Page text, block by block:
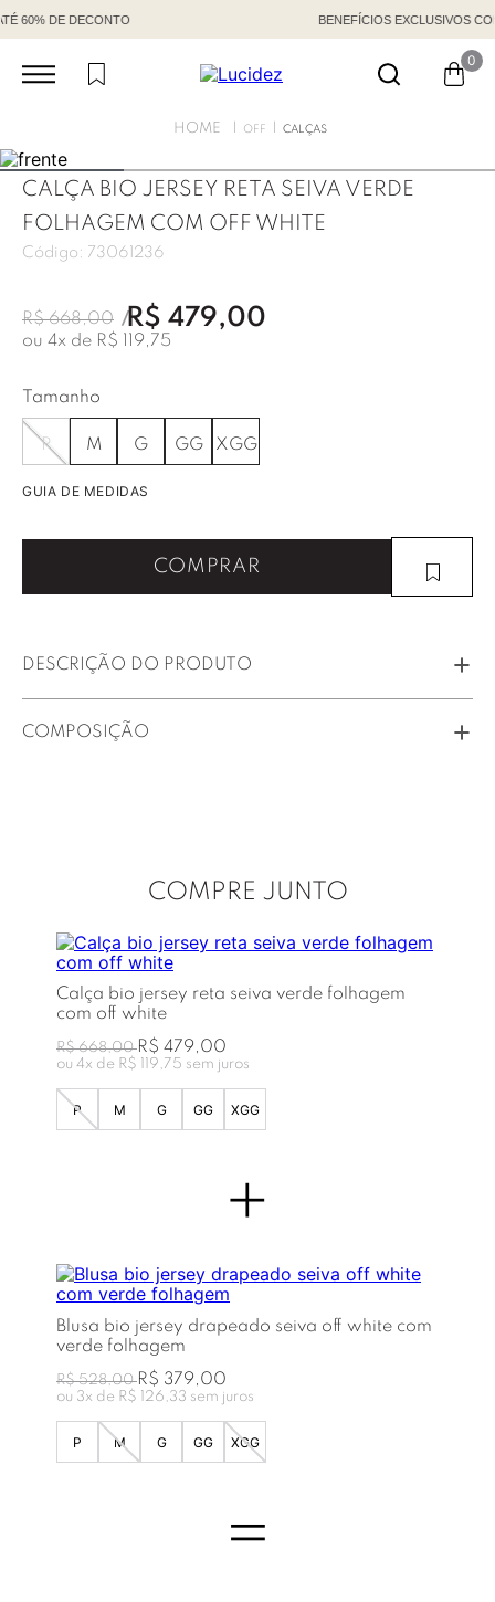
BENEFÍCIOS EXCLUSIVOS COM CÓDIGO DE VENDEDORA
0
OFF CALÇAS
CALÇA BIO JERSEY RETA SEIVA VERDE
FOLHAGEM COM OFF WHITE
Código: 73061236
R$ 668,00 R$ 479,00
ou 4x de R$ 119,75
Tamanho
P M G GG XGG
GUIA DE MEDIDAS
COMPRAR
DESCRIÇÃO DO PRODUTO
COMPOSIÇÃO
COMPRE JUNTO
Calça bio jersey reta seiva verde folhagem
com off white
R$ 668,00 R$ 479,00
ou 4x de R$ 119,75 sem juros
P M G GG XGG
+
Blusa bio jersey drapeado seiva off white com
verde folhagem
R$ 528,00 R$ 379,00
ou 3x de R$ 126,33 sem juros
P M G GG XGG
=